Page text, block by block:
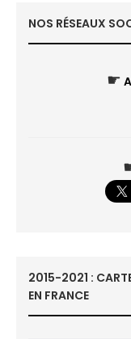
NOS RÉSEAUX
☛
2015-2021 :
EN FRANCE